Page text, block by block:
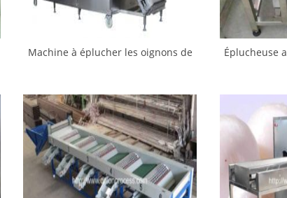
Machine à éplucher les oignons de
Éplucheuse